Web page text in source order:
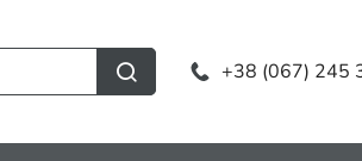
+38 (067) 245